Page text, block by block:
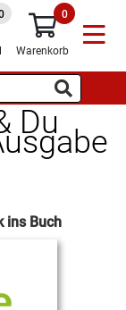
0
Warenkorb
Du
ins Buch